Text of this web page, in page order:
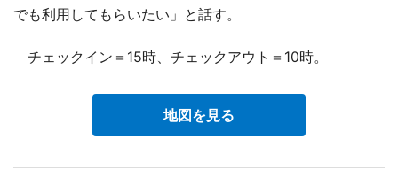
でも利用してもらいたい」と話す。
チェックイン＝15時、チェックアウト＝10時。
地図を見る